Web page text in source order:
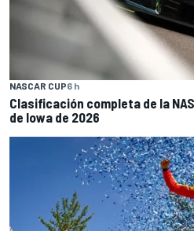
NASCAR CUP6 h
Clasificación completa de la
de Iowa de 2026